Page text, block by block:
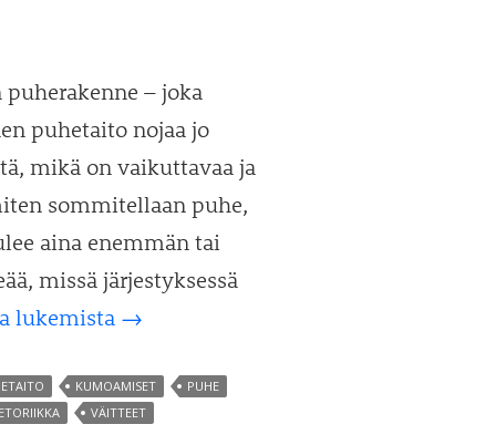
– joka
puhetaito nojaa jo
mikä on vaikuttavaa ja
sommitellaan puhe,
aina enemmän tai
missä järjestyksessä
lukemista Ota
klassisen
retoriikan
→
KUMOAMISET
PUHE
VÄITTEET